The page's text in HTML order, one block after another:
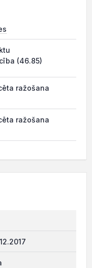
(46.85)
ražošana
ražošana